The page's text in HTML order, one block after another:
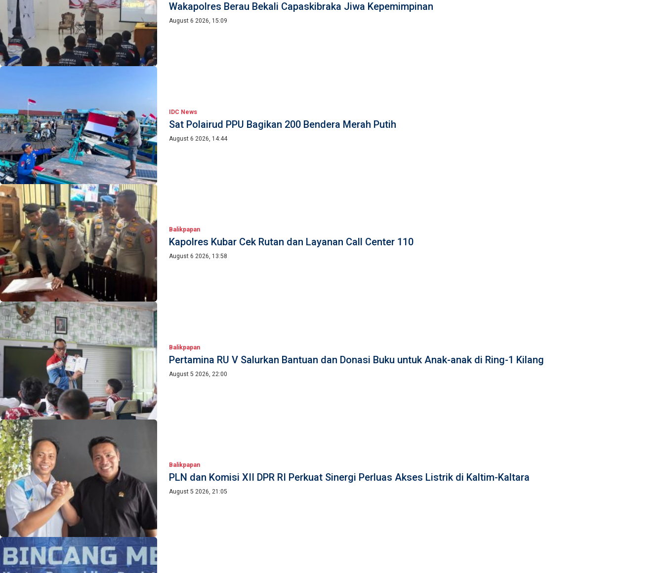
Wakapolres Berau Bekali Capaskibraka Jiwa Kepemimpinan
August 6 2026, 15:09
IDC News
Sat Polairud PPU Bagikan 200 Bendera Merah Putih
August 6 2026, 14:44
Balikpapan
Kapolres Kubar Cek Rutan dan Layanan Call Center 110
August 6 2026, 13:58
Balikpapan
Pertamina RU V Salurkan Bantuan dan Donasi Buku untuk Anak-anak di Ring-1 Kilang
August 5 2026, 22:00
Balikpapan
PLN dan Komisi XII DPR RI Perkuat Sinergi Perluas Akses Listrik di Kaltim-Kaltara
August 5 2026, 21:05